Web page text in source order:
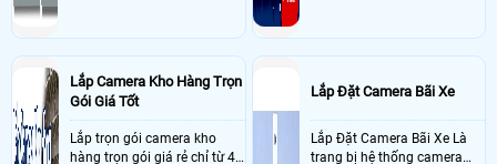
Lắp Camera Kho Hàng Trọn
Gói Giá Tốt
Lắp trọn gói camera kho
hàng trọn gói giá rẻ chỉ từ 4
Lắp Đặt Camera Bãi Xe
Lắp Đặt Camera Bãi Xe Là
trang bị hệ thống camera